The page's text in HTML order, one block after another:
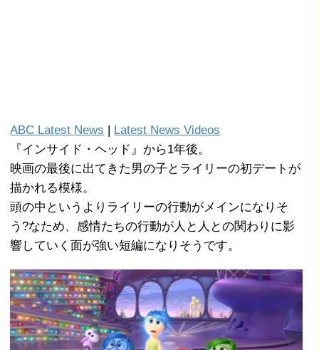
ABC Latest News | Latest News Videos
『インサイド・ヘッド』から1年後。
映画の最後に出てきた男の子とライリーの初デートが
描かれる模様。
頭の中というよりライリーの行動がメインになりそ
う?なため、感情たちの行動が人と人との関わりに影
響していく面が強い短編になりそうです。